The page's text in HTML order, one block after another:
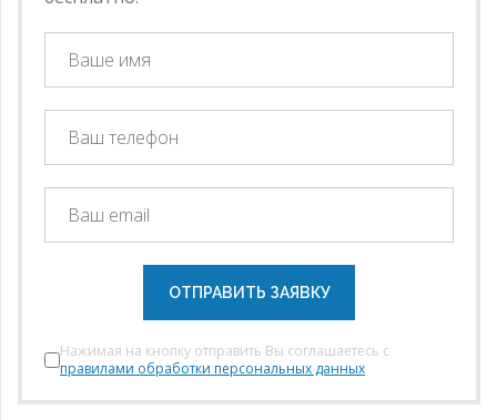
ОТПРАВИТЬ ЗАЯВКУ
Нажимая на кнопку отправить Вы соглашаетесь с
правилами обработки персональных данных